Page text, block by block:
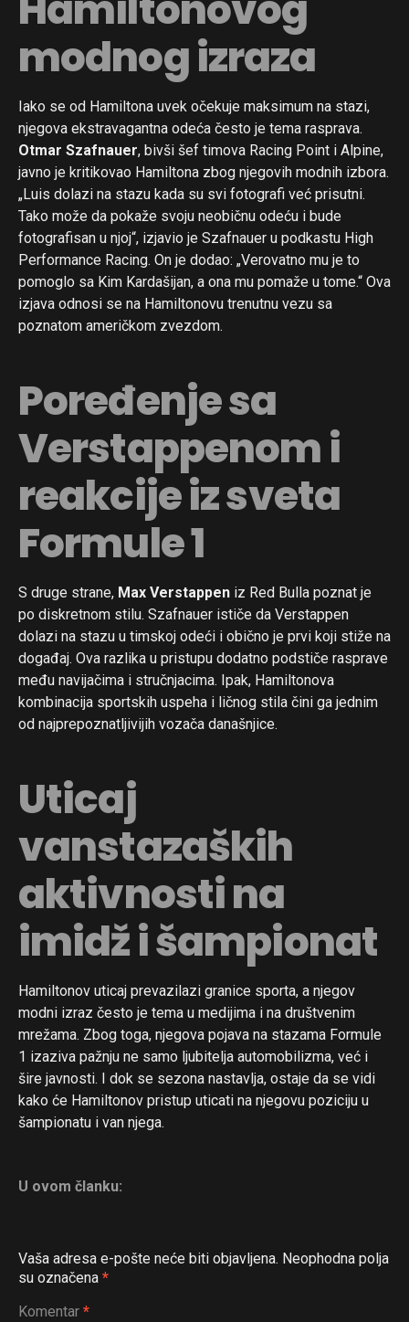
modnog izraza
Iako se od Hamiltona uvek očekuje maksimum na stazi,
njegova ekstravagantna odeća često je tema rasprava.
Otmar Szafnauer, bivši šef timova Racing Point i Alpine,
javno je kritikovao Hamiltona zbog njegovih modnih izbora.
„Luis dolazi na stazu kada su svi fotografi već prisutni.
Tako može da pokaže svoju neobičnu odeću i bude
fotografisan u njoj“, izjavio je Szafnauer u podkastu High
Performance Racing. On je dodao: „Verovatno mu je to
pomoglo sa Kim Kardašijan, a ona mu pomaže u tome.“ Ova
izjava odnosi se na Hamiltonovu trenutnu vezu sa
poznatom američkom zvezdom.
Poređenje sa
Verstappenom i
reakcije iz sveta
Formule 1
S druge strane, Max Verstappen iz Red Bulla poznat je
po diskretnom stilu. Szafnauer ističe da Verstappen
dolazi na stazu u timskoj odeći i obično je prvi koji stiže na
događaj. Ova razlika u pristupu dodatno podstiče rasprave
među navijačima i stručnjacima. Ipak, Hamiltonova
kombinacija sportskih uspeha i ličnog stila čini ga jednim
od najprepoznatljivijih vozača današnjice.
Uticaj
vanstazaških
aktivnosti na
imidž i šampionat
Hamiltonov uticaj prevazilazi granice sporta, a njegov
modni izraz često je tema u medijima i na društvenim
mrežama. Zbog toga, njegova pojava na stazama Formule
1 izaziva pažnju ne samo ljubitelja automobilizma, već i
šire javnosti. I dok se sezona nastavlja, ostaje da se vidi
kako će Hamiltonov pristup uticati na njegovu poziciju u
šampionatu i van njega.
U ovom članku:
Vaša adresa e-pošte neće biti objavljena. Neophodna polja
su označena *
Komentar *